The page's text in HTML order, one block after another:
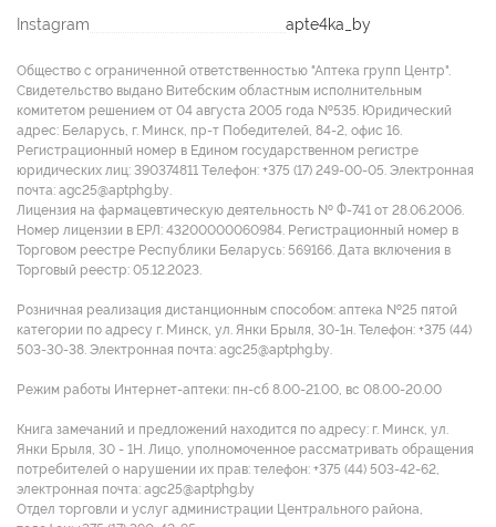
Instagram
apte4ka_by
Общество с ограниченной ответственностью "Аптека групп Центр".
Свидетельство выдано Витебским областным исполнительным
комитетом решением от 04 августа 2005 года №535. Юридический
адрес: Беларусь, г. Минск, пр-т Победителей, 84-2, офис 16.
Регистрационный номер в Едином государственном регистре
юридических лиц: 390374811 Tелефон: +375 (17) 249-00-05. Электронная
почта: agc25@aptphg.by.
Лицензия на фармацевтическую деятельность № Ф-741 от 28.06.2006.
Номер лицензии в ЕРЛ: 43200000060984. Регистрационный номер в
Торговом реестре Республики Беларусь: 569166. Дата включения в
Торговый реестр: 05.12.2023.
Розничная реализация дистанционным способом: аптека №25 пятой
категории по адресу г. Минск, ул. Янки Брыля, 30-1н. Телефон: +375 (44)
503-30-38. Электронная почта: agc25@aptphg.by.
Режим работы Интернет-аптеки: пн-сб 8.00-21.00, вс 08.00-20.00
Книга замечаний и предложений находится по адресу: г. Минск, ул.
Янки Брыля, 30 - 1Н. Лицо, уполномоченное рассматривать обращения
потребителей о нарушении их прав: телефон: +375 (44) 503-42-62,
электронная почта: agc25@aptphg.by
Отдел торговли и услуг администрации Центрального района,